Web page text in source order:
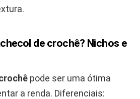
de crochê? Nichos e
pode ser uma ótima
a renda. Diferenciais: